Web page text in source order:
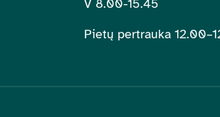
V 8.00-15.45
Pietų pertrauka 12.00–